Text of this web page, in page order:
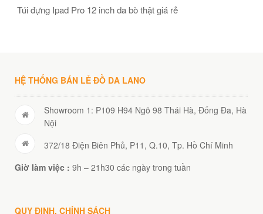
Túi đựng Ipad Pro 12 inch da bò thật giá rẻ
HỆ THỐNG BÁN LẺ ĐỒ DA LANO
Showroom 1: P109 H94 Ngõ 98 Thái Hà, Đống Đa, Hà
Nội
372/18 Điện Biên Phủ, P11, Q.10, Tp. Hồ Chí Minh
Giờ làm việc : 9h – 21h30 các ngày trong tuần
QUY ĐỊNH, CHÍNH SÁCH